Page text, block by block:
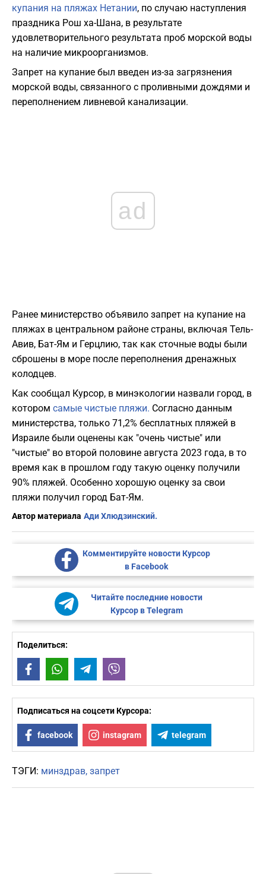
купания на пляжах Нетании, по случаю наступления
праздника Рош ха-Шана, в результате
удовлетворительного результата проб морской воды
на наличие микроорганизмов.
Запрет на купание был введен из-за загрязнения
морской воды, связанного с проливными дождями и
переполнением ливневой канализации.
ad
Ранее министерство объявило запрет на купание на
пляжах в центральном районе страны, включая Тель-
Авив, Бат-Ям и Герцлию, так как сточные воды были
сброшены в море после переполнения дренажных
колодцев.
Как сообщал Курсор, в минэкологии назвали город, в
котором самые чистые пляжи. Согласно данным
министерства, только 71,2% бесплатных пляжей в
Израиле были оценены как "очень чистые" или
"чистые" во второй половине августа 2023 года, в то
время как в прошлом году такую оценку получили
90% пляжей. Особенно хорошую оценку за свои
пляжи получил город Бат-Ям.
Автор материала Ади Хлюдзинский.
Комментируйте новости Курсор
в Facebook
Читайте последние новости
Курсор в Telegram
Поделиться:
FacebookWhatsAppTelegram
Подписаться на соцсети Курсора:
facebook instagram telegram
ТЭГИ: минздрав запрет